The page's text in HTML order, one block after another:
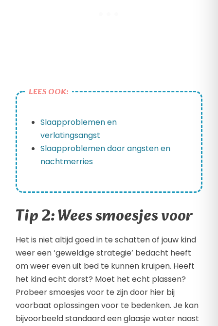
LEES OOK:
Slaapproblemen en
verlatingsangst
Slaapproblemen door angsten en
nachtmerries
Tip 2: Wees smoesjes voor
Het is niet altijd goed in te schatten of jouw kind
weer een ‘geweldige strategie’ bedacht heeft
om weer even uit bed te kunnen kruipen. Heeft
het kind echt dorst? Moet het echt plassen?
Probeer smoesjes voor te zijn door hier bij
voorbaat oplossingen voor te bedenken. Je kan
bijvoorbeeld standaard een glaasje water naast